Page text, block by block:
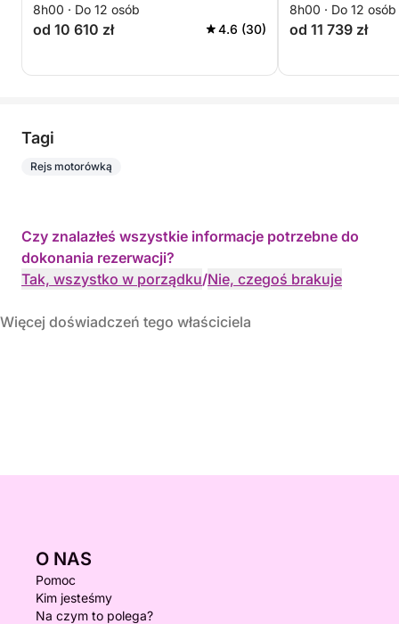
8h00 · Do 12 osób
od 10 610 zł 4.6 (30)
8h00 · Do 12 osób
od 11 739 zł
Tagi
Rejs motorówką
Czy znalazłeś wszystkie informacje potrzebne do
dokonania rezerwacji?
Tak, wszystko w porządku/Nie, czegoś brakuje
Więcej doświadczeń tego właściciela
O NAS
Pomoc
Kim jesteśmy
Na czym to polega?